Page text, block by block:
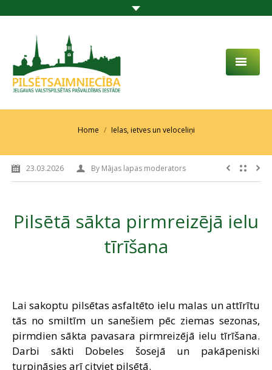
PAR MUMS
PROJEKTI
SABIEDRĪBAS LĪDZDALĪBA
Home Ielas, ietves un veloceliņi
23.03.2026 By Mājas lapas moderators
Pilsētā sākta pirmreizējā ielu
tīrīšana
Lai sakoptu pilsētas asfaltēto ielu malas un attīrītu
tās no smiltīm un sanešiem pēc ziemas sezonas,
pirmdien sākta pavasara pirmreizējā ielu tīrīšana.
Darbi sākti Dobeles šosejā un pakāpeniski
turpināsies arī citviet pilsētā.